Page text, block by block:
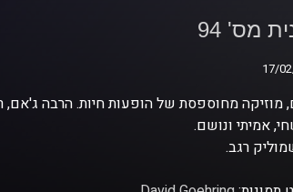
17/מס' 94
17/
אמיתי ונושם.
רגב.